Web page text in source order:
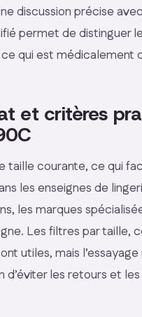
discussion précise
permet de distinguer
qui est médicalement
et critères
taille courante, ce qui
les enseignes de
les marques
Les filtres par taille,
utiles, mais
d’éviter les retours et les